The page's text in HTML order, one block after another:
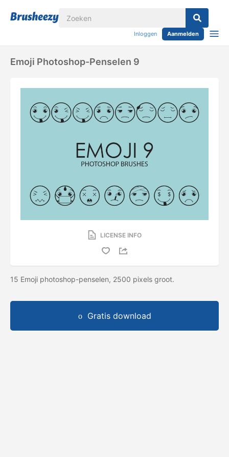
Inloggen Aanmelden
Emoji Photoshop-Penselen 9
LICENSE INFO
15 Emoji photoshop-penselen, 2500 pixels groot.
Gratis download